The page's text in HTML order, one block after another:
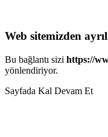
Web sitemizden
Bu bağlantı sizi https://
yönlendiriyor.
Sayfada Kal Devam Et